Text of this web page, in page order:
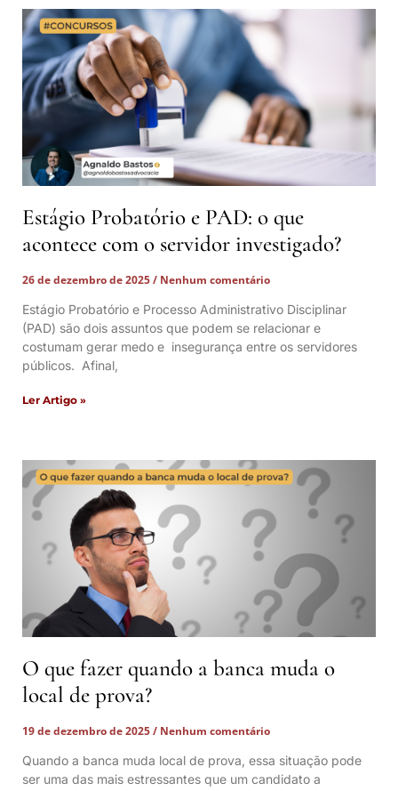
Estágio Probatório e PAD: o que
acontece com o servidor investigado?
26 de dezembro de 2025
Nenhum comentário
Estágio Probatório e Processo Administrativo Disciplinar
(PAD) são dois assuntos que podem se relacionar e
costumam gerar medo e insegurança entre os servidores
públicos. Afinal,
Ler Artigo »
O que fazer quando a banca muda o
local de prova?
19 de dezembro de 2025
Nenhum comentário
Quando a banca muda local de prova, essa situação pode
ser uma das mais estressantes que um candidato a